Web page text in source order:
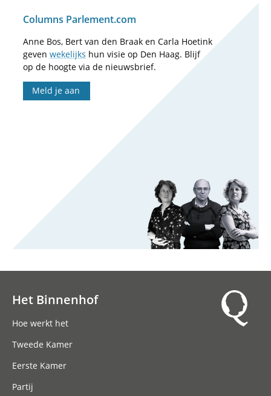
Columns Parlement.com
Anne Bos, Bert van den Braak en Carla Hoetink
geven wekelijks hun visie op Den Haag. Blijf
op de hoogte via de nieuwsbrief.
Meld je aan
Het Binnenhof
Hoe werkt het
Tweede Kamer
Eerste Kamer
Partij